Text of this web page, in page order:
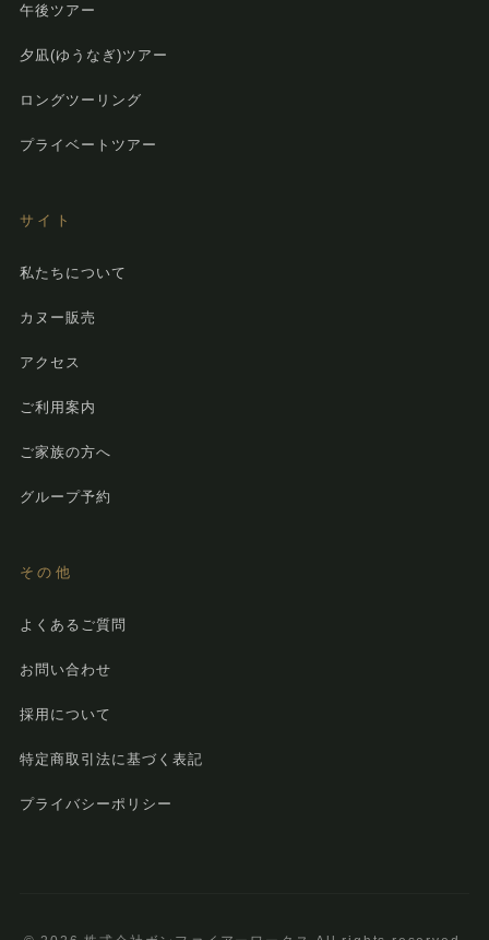
午後ツアー
夕凪(ゆうなぎ)ツアー
ロングツーリング
プライベートツアー
サイト
私たちについて
カヌー販売
アクセス
ご利用案内
ご家族の方へ
グループ予約
その他
よくあるご質問
お問い合わせ
採用について
特定商取引法に基づく表記
プライバシーポリシー